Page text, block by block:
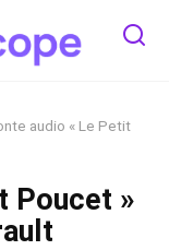
audio « Le Petit
Poucet »